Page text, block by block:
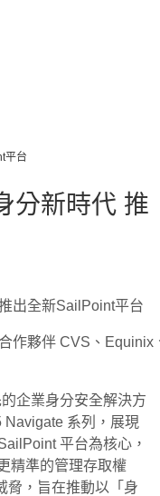
平台
分新時代 推
作夥伴 CVS、Equinix
企業身分安全解決方
系列，展現
平台為核心，
精準的管理存取權
脅，旨在推動以「身